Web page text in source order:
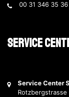
00 31 346 35
Service
Service Center
Rotzbergstrasse